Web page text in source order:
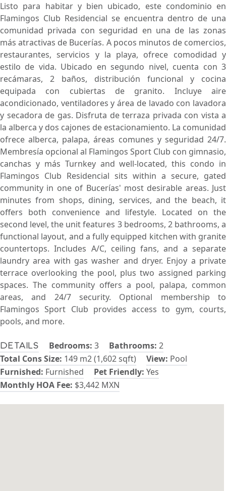
Details Bedrooms: 3 Bathrooms: 2
Total Cons Size: 149 m2 (1,602 sqft) View: Pool
Furnished: Furnished Pet Friendly: Yes
Monthly HOA Fee: $3,442 MXN
Listo para habitar y bien ubicado, este condominio en
Flamingos Club Residencial se encuentra dentro de una
comunidad privada con seguridad en una de las zonas
más atractivas de Bucerías. A pocos minutos de comercios,
restaurantes, servicios y la playa, ofrece comodidad y
estilo de vida. Ubicado en segundo nivel, cuenta con 3
recámaras, 2 baños, distribución funcional y cocina
equipada con cubiertas de granito. Incluye aire
acondicionado, ventiladores y área de lavado con lavadora
y secadora de gas. Disfruta de terraza privada con vista a
la alberca y dos cajones de estacionamiento. La comunidad
ofrece alberca, palapa, áreas comunes y seguridad 24/7.
Membresía opcional al Flamingos Sport Club con gimnasio,
canchas y más Turnkey and well-located, this condo in
Flamingos Club Residencial sits within a secure, gated
community in one of Bucerías' most desirable areas. Just
minutes from shops, dining, services, and the beach, it
offers both convenience and lifestyle. Located on the
second level, the unit features 3 bedrooms, 2 bathrooms, a
functional layout, and a fully equipped kitchen with granite
countertops. Includes A/C, ceiling fans, and a separate
laundry area with gas washer and dryer. Enjoy a private
terrace overlooking the pool, plus two assigned parking
spaces. The community offers a pool, palapa, common
areas, and 24/7 security. Optional membership to
Flamingos Sport Club provides access to gym, courts,
pools, and more.